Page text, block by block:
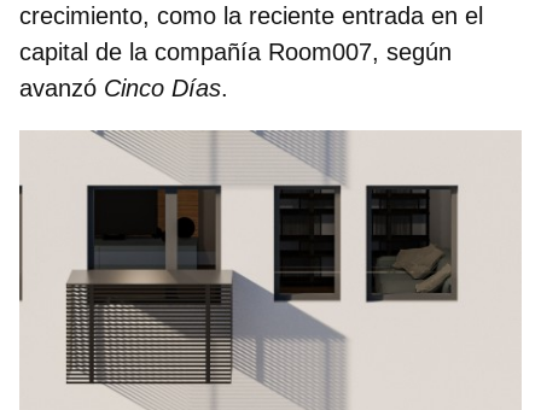
crecimiento, como la reciente entrada en el
capital de la compañía Room007, según
avanzó Cinco Días.